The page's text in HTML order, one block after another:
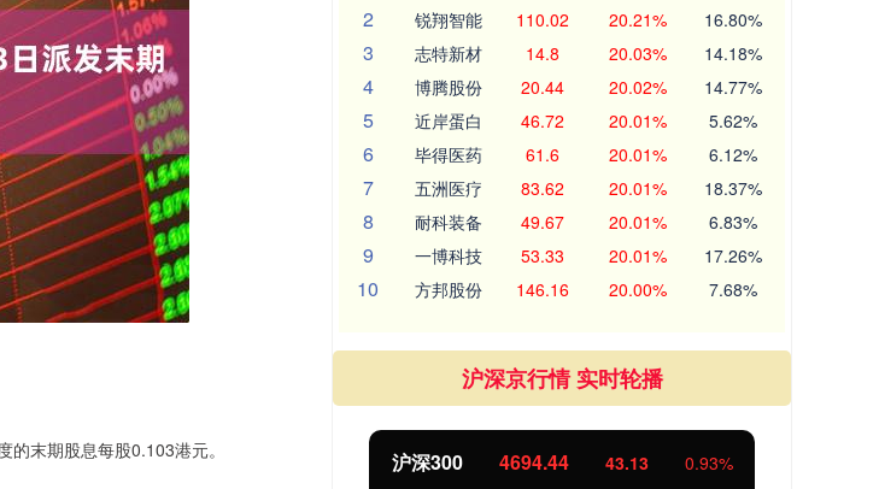
末期股息每股0.103港元。
2 锐翔智能 110.02 20.21% 16.80%
3 志特新材 14.8 20.03% 14.18%
4 博腾股份 20.44 20.02% 14.77%
5 近岸蛋白 46.72 20.01% 5.62%
6 毕得医药 61.6 20.01% 6.12%
7 五洲医疗 83.62 20.01% 18.37%
8 耐科装备 49.67 20.01% 6.83%
9 一博科技 53.33 20.01% 17.26%
10 方邦股份 146.16 20.00% 7.68%
沪深京行情 实时轮播
14311.01 200.89 沪深300 4694.44 43.13 0.93%